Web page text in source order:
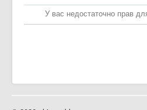
У вас недостаточно прав